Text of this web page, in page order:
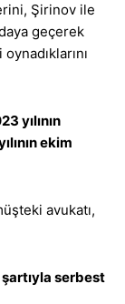
Şirinov ile
geçerek
yılının
ekim
avukatı,
serbest